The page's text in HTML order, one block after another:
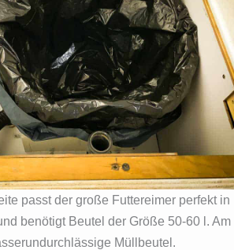
passt der große Futtereimer perfekt in
benötigt Beutel der Größe 50-60 l. Am
Müllbeutel.